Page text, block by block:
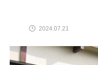
2024.07.21